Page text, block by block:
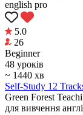
english pro
5.0
26
Beginner
48 уроків
~ 1440 хв
Self-Study 12
Green Forest
для вивчення